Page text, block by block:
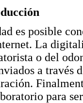
es posible
La
o del
a través
para